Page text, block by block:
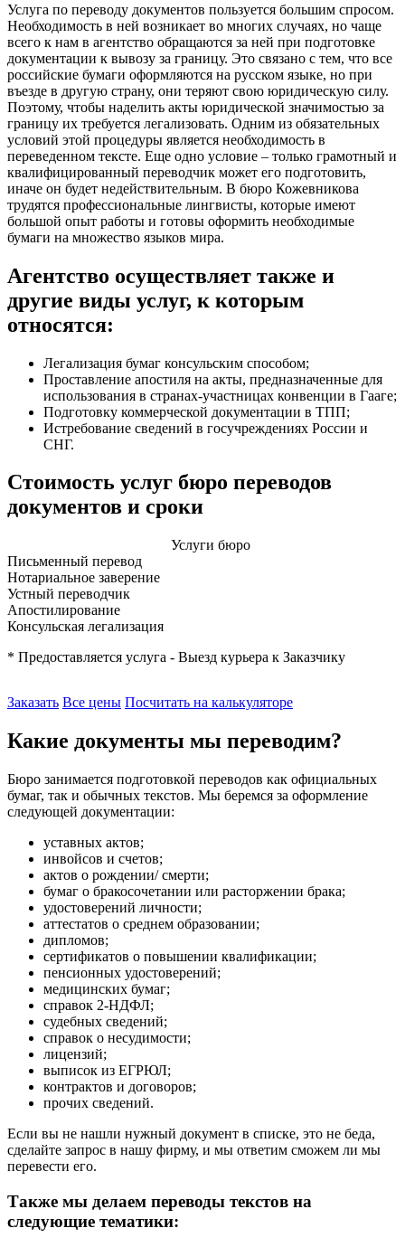
Услуга по переводу документов пользуется большим спросом.
Необходимость в ней возникает во многих случаях, но чаще
всего к нам в агентство обращаются за ней при подготовке
документации к вывозу за границу. Это связано с тем, что все
российские бумаги оформляются на русском языке, но при
въезде в другую страну, они теряют свою юридическую силу.
Поэтому, чтобы наделить акты юридической значимостью за
границу их требуется легализовать. Одним из обязательных
условий этой процедуры является необходимость в
переведенном тексте. Еще одно условие – только грамотный и
квалифицированный переводчик может его подготовить,
иначе он будет недействительным. В бюро Кожевникова
трудятся профессиональные лингвисты, которые имеют
большой опыт работы и готовы оформить необходимые
бумаги на множество языков мира.
Агентство осуществляет также и
другие виды услуг, к которым
относятся:
Легализация бумаг консульским способом;
Проставление апостиля на акты, предназначенные для
использования в странах-участницах конвенции в Гааге;
Подготовку коммерческой документации в ТПП;
Истребование сведений в госучреждениях России и
СНГ.
Стоимость услуг бюро переводов
документов и сроки
Услуги бюро
Письменный перевод
Нотариальное заверение
Устный переводчик
Апостилирование
Консульская легализация
* Предоставляется услуга - Выезд курьера к Заказчику
Заказать Все цены Посчитать на калькуляторе
Какие документы мы переводим?
Бюро занимается подготовкой переводов как официальных
бумаг, так и обычных текстов. Мы беремся за оформление
следующей документации:
уставных актов;
инвойсов и счетов;
актов о рождении/ смерти;
бумаг о бракосочетании или расторжении брака;
удостоверений личности;
аттестатов о среднем образовании;
дипломов;
сертификатов о повышении квалификации;
пенсионных удостоверений;
медицинских бумаг;
справок 2-НДФЛ;
судебных сведений;
справок о несудимости;
лицензий;
выписок из ЕГРЮЛ;
контрактов и договоров;
прочих сведений.
Если вы не нашли нужный документ в списке, это не беда,
сделайте запрос в нашу фирму, и мы ответим сможем ли мы
перевести его.
Также мы делаем переводы текстов на
следующие тематики: